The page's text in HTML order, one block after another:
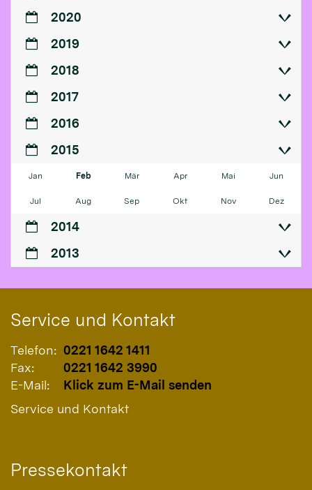
2020
2019
2018
2017
2016
2015
Jan Feb Mär Apr Mai Jun
Jul Aug Sep Okt Nov Dez
2014
2013
Service und Kontakt
Telefon: 0221 1642 1411
Fax:
0221 1642 3990
E-Mail:
Klick zum E-Mail senden
Service und Kontakt
Pressekontakt